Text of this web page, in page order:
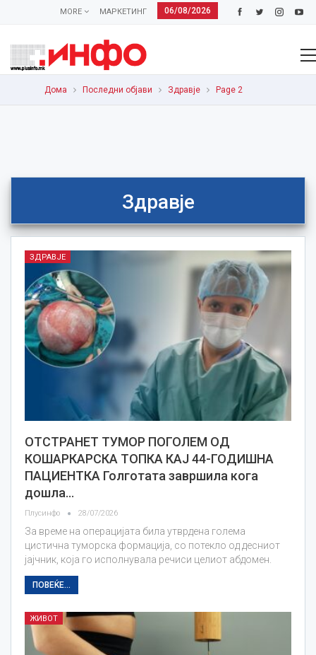
06/08/2026
МАРКЕТИНГ
MORE
Дома Последни објави Здравје Page 2
Здравје
ЗДРАВЈЕ
ОТСТРАНЕТ ТУМОР ПОГОЛЕМ ОД
КОШАРКАРСКА ТОПКА КАЈ 44-ГОДИШНА
ПАЦИЕНТКА Голготата завршила кога
дошла…
Плусинфо 28/07/2026
За време на операцијата била утврдена голема
цистична туморска формација, со потекло од десниот
јајчник, која го исполнувала речиси целиот абдомен.
ПОВЕЌЕ...
ЖИВОТ